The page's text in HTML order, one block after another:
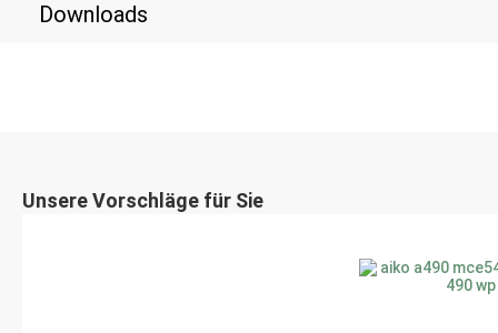
Downloads
Unsere Vorschläge für Sie